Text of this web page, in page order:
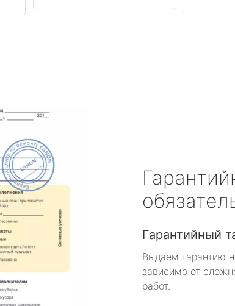
Гарантийный
Выдаем гарантию
зависимо от
работ.